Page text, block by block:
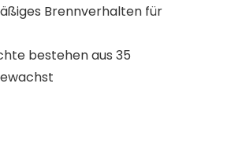
Brennverhalten für
bestehen aus 35